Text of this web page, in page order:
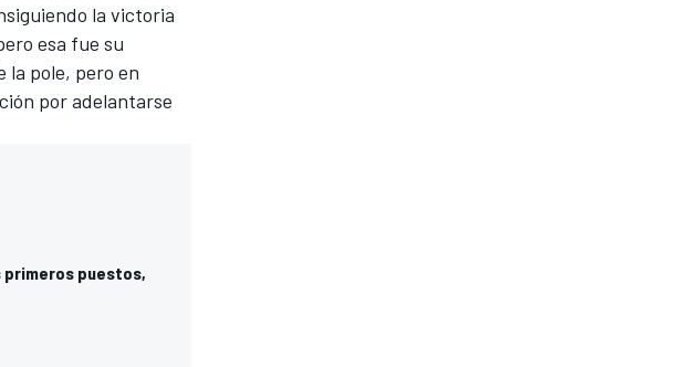
la victoria
esa fue su
la pole, pero en
por adelantarse
primeros puestos,